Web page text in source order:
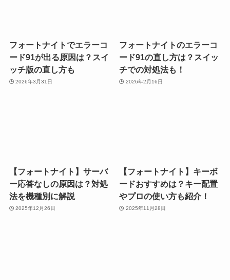
フォートナイトでエラーコ
ード91が出る原因は？スイ
ッチ版の直し方も
2026年3月31日
フォートナイトのエラーコ
ード91の直し方は？スイッ
チでの対処法も！
2026年2月16日
【フォートナイト】サーバ
ー応答なしの原因は？対処
法を機種別に解説
2025年12月26日
【フォートナイト】キーボ
ードおすすめは？キー配置
やプロの使い方も紹介！
2025年11月28日